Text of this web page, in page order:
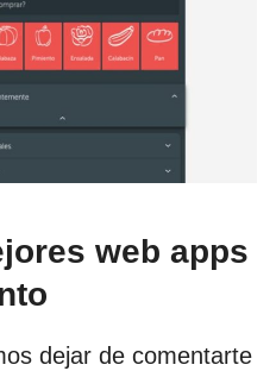
web apps
dejar de comentarte